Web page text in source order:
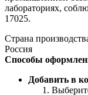
лабораториях,
17025.
Страна
Россия
Способы
Добавить в